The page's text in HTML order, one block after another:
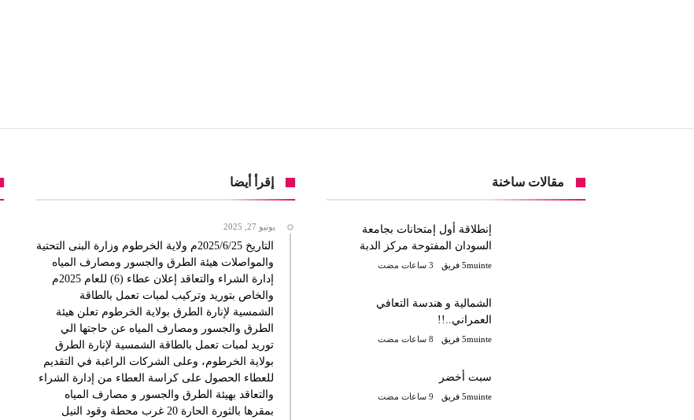
مقالات ساخنة
إنطلاقة أول إمتحانات بجامعة
السودان المفتوحة مركز الدبة
5muinte فريق
الشمالية و هندسة التعافي
العمراني..!!
5muinte فريق
سبت أخضر
5muinte فريق
إقرأ أيضا
يونيو 27, 2025
التاريخ 2025/6/25م ولاية الخرطوم وزارة البنى التحتية
والمواصلات هيئة الطرق والجسور ومصارف المياه
إدارة الشراء والتعاقد إعلان عطاء (6) للعام 2025م
والخاص بتوريد وتركيب لمبات تعمل بالطاقة
الشمسية لإنارة الطرق بولاية الخرطوم تعلن هيئة
الطرق والجسور ومصارف المياه عن حاجتها الي
توريد لمبات تعمل بالطاقة الشمسية لإنارة الطرق
بولاية الخرطوم، وعلى الشركات الراغبة في التقديم
للعطاء الحصول على كراسة العطاء من إدارة الشراء
والتعاقد بهيئة الطرق والجسور و مصارف المياه
بمقرها بالثورة الحارة 20 غرب محطة وقود النيل